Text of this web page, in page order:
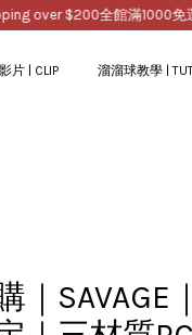
over $200全館滿1000免運
片 | CLIP 溜溜球教學 |
｜